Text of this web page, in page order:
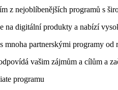
z nejoblíbenějších programů s
na digitální produkty a nabízí
mnoha partnerskými programy od
vašim zájmům a cílům a